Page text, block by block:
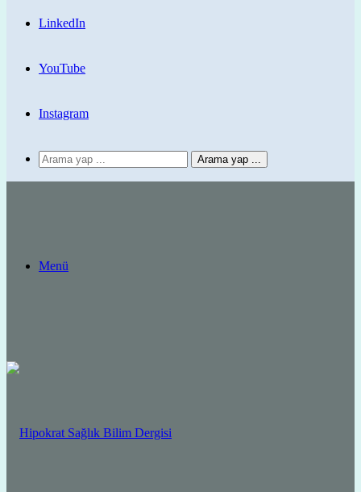
LinkedIn
YouTube
Instagram
Arama yap ...
Menü